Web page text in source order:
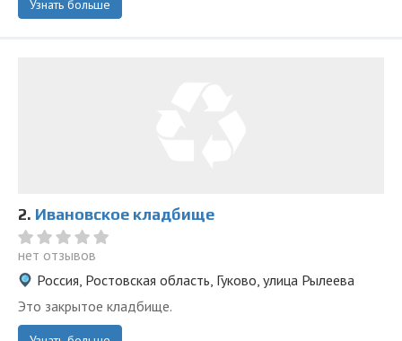
Узнать больше
2. Ивановское кладбище
нет отзывов
Россия, Ростовская область, Гуково, улица Рылеева
Это закрытое кладбище.